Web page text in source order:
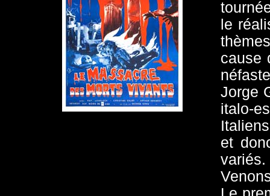
le
cause
Jorge
italo-
et
variés.